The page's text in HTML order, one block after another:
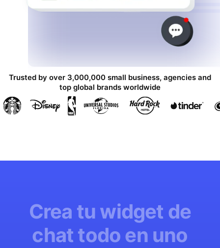
Trusted by over 3,000,000 small business, agencies and
top global brands worldwide
Crea tu widget de
chat todo en uno